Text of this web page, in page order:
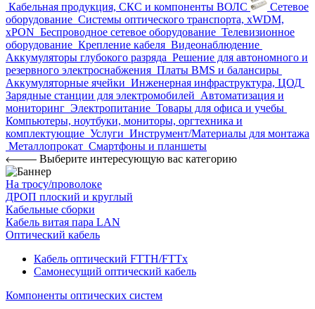
Кабельная продукция, СКС и компоненты ВОЛС
Сетевое
оборудование Системы оптического транспорта, xWDM,
xPON Беспроводное сетевое оборудование Телевизионное
оборудование Крепление кабеля Видеонаблюдение
Аккумуляторы глубокого разряда Решение для автономного и
резервного электроснабжения Платы BMS и балансиры
Аккумуляторные ячейки Инженерная инфраструктура, ЦОД
Зарядные станции для электромобилей Автоматизация и
мониторинг Электропитание Товары для офиса и учебы
Компьютеры, ноутбуки, мониторы, оргтехника и
комплектующие Услуги Инструмент/Материалы для монтажа
Металлопрокат Смартфоны и планшеты
Выберите интересующую вас категорию
На тросу/проволоке
ДРОП плоский и круглый
Кабельные сборки
Кабель витая пара LAN
Оптический кабель
Кабель оптический FTTH/FTTx
Самонесущий оптический кабель
Компоненты оптических систем